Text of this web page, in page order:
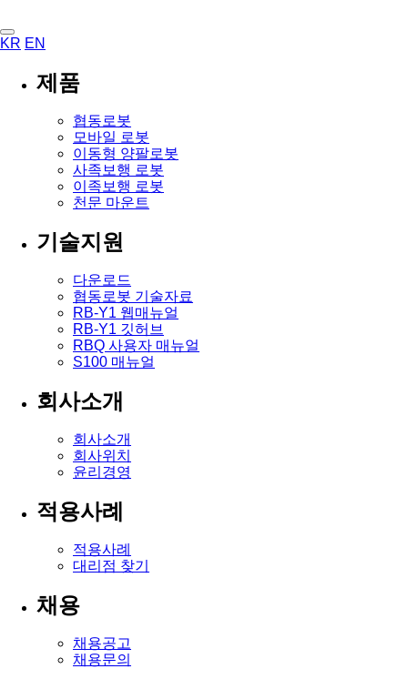
KR EN
제품
협동로봇
모바일 로봇
이동형 양팔로봇
사족보행 로봇
이족보행 로봇
천문 마운트
기술지원
다운로드
협동로봇 기술자료
RB-Y1 웹매뉴얼
RB-Y1 깃허브
RBQ 사용자 매뉴얼
S100 매뉴얼
회사소개
회사소개
회사위치
윤리경영
적용사례
적용사례
대리점 찾기
채용
채용공고
채용문의